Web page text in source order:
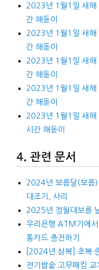
2023년 1월1일 새해
간 해돋이
2023년 1월1일 새해
간 해돋이
2023년 1월1일 새해
간 해돋이
2023년 1월1일 새해
간 해돋이
2023년 1월1일 새해
시간 해돋이
관련 문서
2024년 보름달(보름)
대조기, 사리
2025년 정월대보름
우리은행 ATM기에
통카드 충전하기
[2024년 삼복] 초복
전기밥솥 고무패킹 교